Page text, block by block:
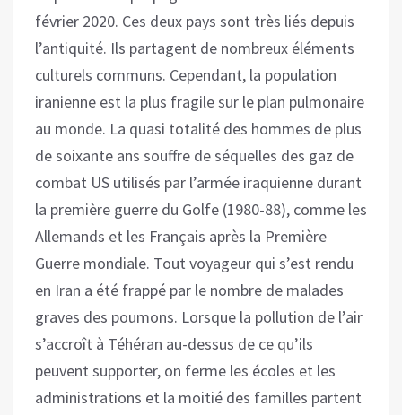
février 2020. Ces deux pays sont très liés depuis
l’antiquité. Ils partagent de nombreux éléments
culturels communs. Cependant, la population
iranienne est la plus fragile sur le plan pulmonaire
au monde. La quasi totalité des hommes de plus
de soixante ans souffre de séquelles des gaz de
combat US utilisés par l’armée iraquienne durant
la première guerre du Golfe (1980-88), comme les
Allemands et les Français après la Première
Guerre mondiale. Tout voyageur qui s’est rendu
en Iran a été frappé par le nombre de malades
graves des poumons. Lorsque la pollution de l’air
s’accroît à Téhéran au-dessus de ce qu’ils
peuvent supporter, on ferme les écoles et les
administrations et la moitié des familles partent